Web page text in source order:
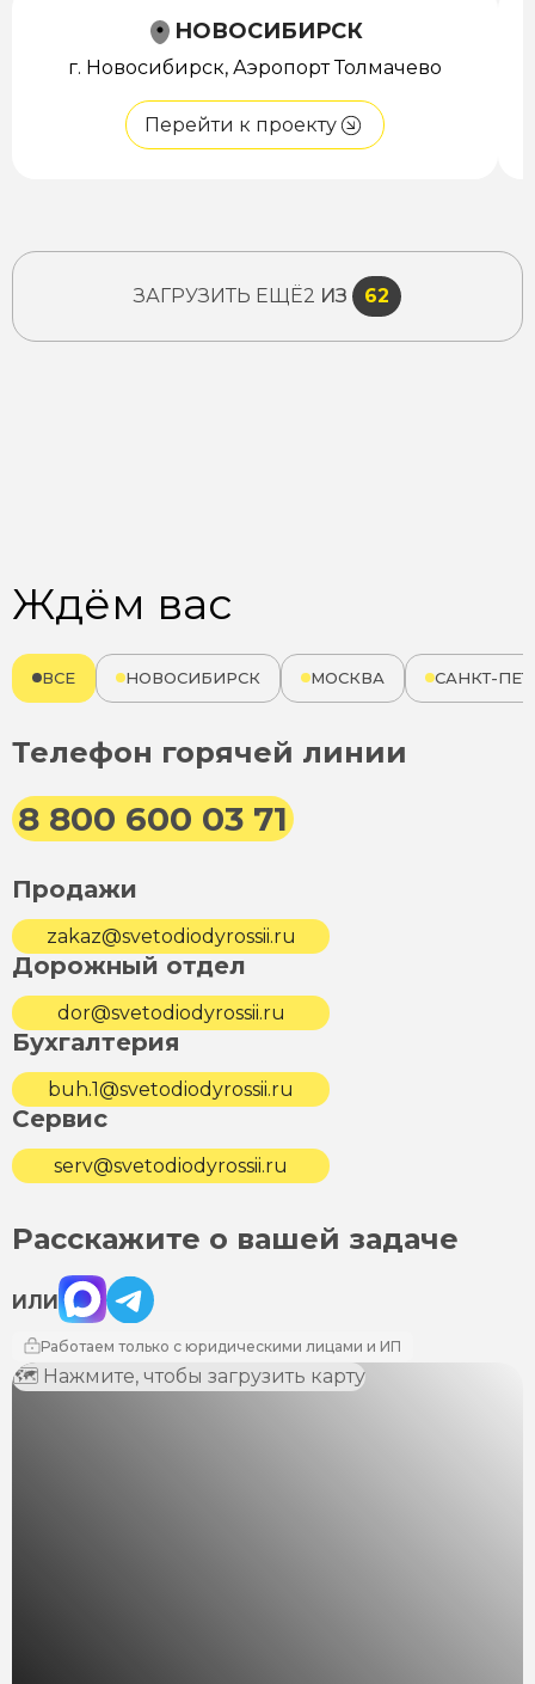
НОВОСИБИРСК
г. Новосибирск, Аэропорт Толмачево
Перейти к проекту
ЗАГРУЗИТЬ ЕЩЁ2 ИЗ 62
Ждём вас
ВСЕ НОВОСИБИРСК МОСКВА САНКТ-
Телефон горячей линии
8 800 600 03 71
Продажи
zakaz@svetodiodyrossii.ru
Дорожный отдел
dor@svetodiodyrossii.ru
Бухгалтерия
buh.1@svetodiodyrossii.ru
Сервис
serv@svetodiodyrossii.ru
Расскажите о вашей задаче
ИЛИ
Max Telegram
Работаем только с юридическими лицами и ИП
🗺 Нажмите, чтобы загрузить карту